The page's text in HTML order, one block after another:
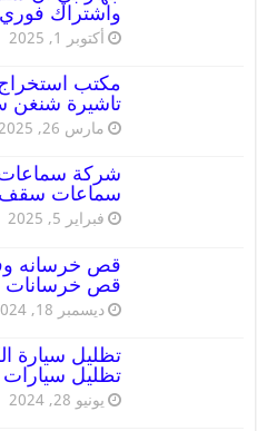
واشتراك فوري
أكتوبر 1, 2025
تاشيرة شنغن
مارس 26, 2025
سماعات سقف BOSE أصلية
فبراير 5, 2025
قص خرسانات
ديسمبر 18, 2024
تظليل سيارات
يونيو 28, 2024